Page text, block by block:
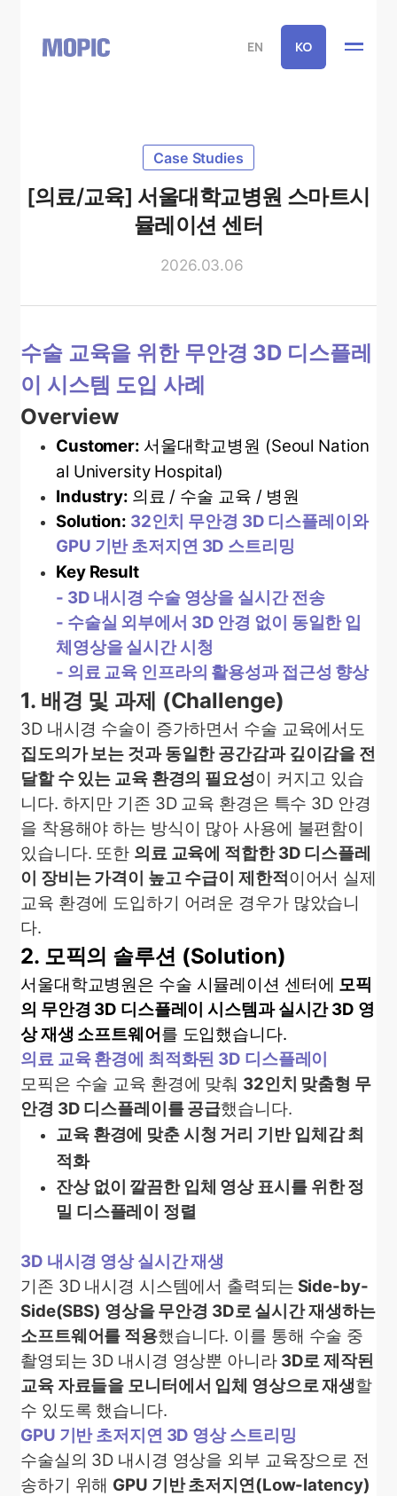
EN KO
Case Studies
[의료/교육] 서울대학교병원 스마트시
뮬레이션 센터
2026.03.06
수술 교육을 위한 무안경 3D 디스플레
이 시스템 도입 사례
Overview
Customer: 서울대학교병원 (Seoul Nation
al University Hospital)
Industry: 의료 / 수술 교육 / 병원
Solution: 32인치 무안경 3D 디스플레이와
GPU 기반 초저지연 3D 스트리밍
Key Result
- 3D 내시경 수술 영상을 실시간전송
- 수술실 외부에서 3D 안경 없이 동일한 입
체영상을 실시간 시청
- 의료 교육 인프라의 활용성과 접근성 향상
1. 배경 및 과제 (Challenge)
3D 내시경 수술이 증가하면서 수술 교육에서도
집도의가 보는 것과 동일한 공간감과 깊이감을 전
달할 수 있는 교육 환경의 필요성이 커지고 있습
니다. 하지만 기존 3D 교육 환경은 특수 3D 안경
을 착용해야 하는 방식이 많아 사용에 불편함이
있습니다. 또한 의료 교육에 적합한 3D 디스플레
이 장비는 가격이 높고 수급이 제한적 이어서 실제
교육 환경에 도입하기 어려운 경우가 많았습니
다.
2. 모픽의 솔루션 (Solution)
서울대학교병원은 수술 시뮬레이션 센터에 모픽
의 무안경 3D 디스플레이 시스템과 실시간3D 영
상 재생 소프트웨어 를 도입했습니다.
의료 교육 환경에 최적화된 3D 디스플레이
모픽은 수술 교육 환경에 맞춰 32인치 맞춤형 무
안경 3D 디스플레이를 공급했습니다.
교육 환경에 맞춘 시청 거리 기반 입체감 최
적화
잔상 없이 깔끔한 입체 영상 표시를 위한 정
밀 디스플레이 정렬
3D 내시경 영상 실시간 재생
기존 3D 내시경 시스템에서 출력되는 Side-by-
Side(SBS) 영상을 무안경 3D로 실시간 재생하는
소프트웨어를 적용했습니다. 이를 통해 수술 중
촬영되는 3D 내시경 영상뿐 아니라3D로 제작된
교육 자료들을 모니터에서 입체 영상으로 재생할
수 있도록 했습니다.
GPU 기반 초저지연 3D 영상 스트리밍
수술실의 3D 내시경 영상을 외부 교육장으로 전
송하기 위해 GPU 기반 초저지연(Low-latency)